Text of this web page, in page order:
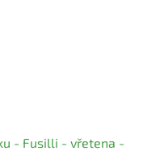
- Fusilli - vřetena -